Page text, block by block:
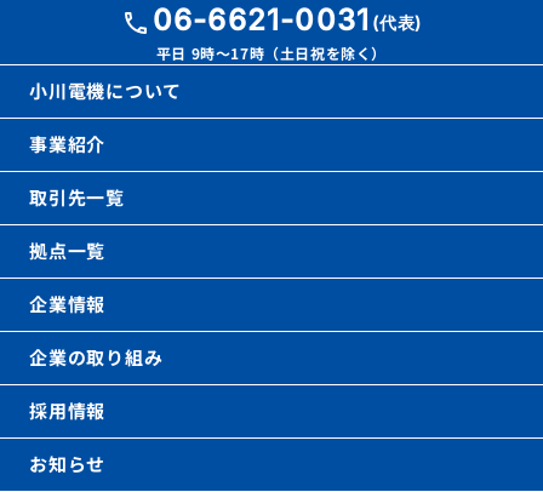
call 06-6621-0031 (代表)
平日 9時〜17時（土日祝を除く）
小川電機について
事業紹介
取引先一覧
拠点一覧
企業情報
企業の取り組み
採用情報
お知らせ